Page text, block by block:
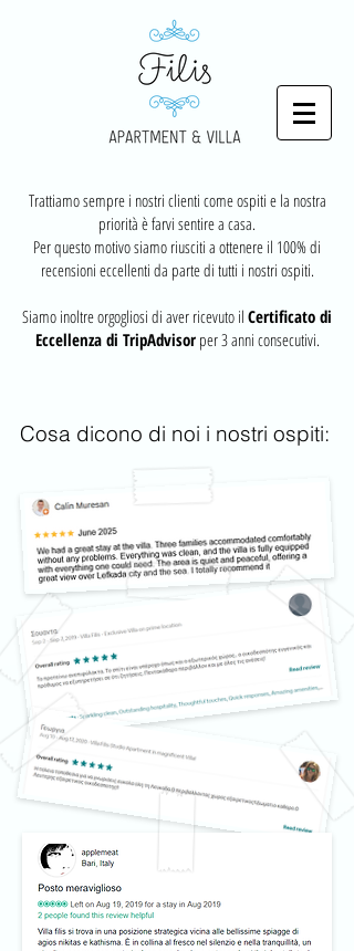
Trattiamo sempre i nostri clienti come ospiti e la nostra
priorità è farvi sentire a casa.
Per questo motivo siamo riusciti a ottenere il 100% di
recensioni eccellenti da parte di tutti i nostri ospiti.
Siamo inoltre orgogliosi di aver ricevuto il Certificato di
Eccellenza di TripAdvisorper 3 anni consecutivi.
Cosa dicono di noi i nostri ospiti: